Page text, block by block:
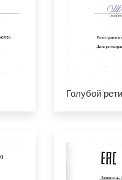
Голубой